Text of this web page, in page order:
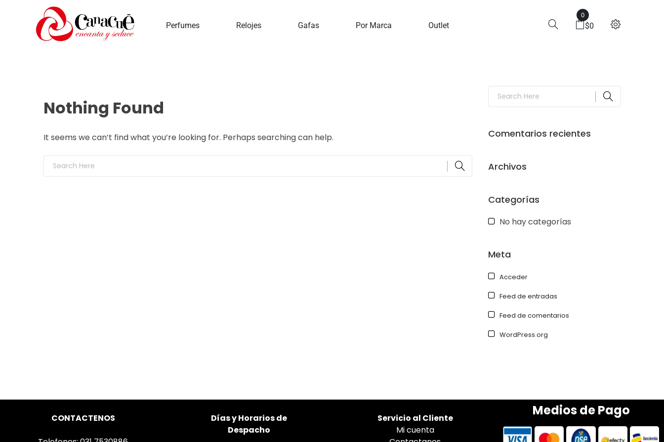
Perfumes Relojes Gafas Por Marca Outlet
0
$0
Home
Nothing Found
It seems we can’t find what you’re looking for. Perhaps searching can help. Comentarios recientes
Archivos
Categorías
No hay categorías
Meta
Acceder
Feed de entradas
Feed de comentarios
WordPress.org
CONTACTENOS Díasy Horarios de
Despacho
Servicio al Cliente
Mi cuenta
Medios de Pago